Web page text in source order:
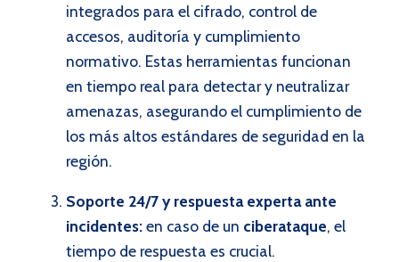
integrados para el cifrado, control de
accesos, auditoría y cumplimiento
normativo. Estas herramientas funcionan
en tiempo real para detectar y neutralizar
amenazas, asegurando el cumplimiento de
los más altos estándares de seguridad en la
región.
Soporte 24/7 y respuesta experta ante
incidentes:en caso de un ciberataque, el
tiempo de respuesta es crucial.